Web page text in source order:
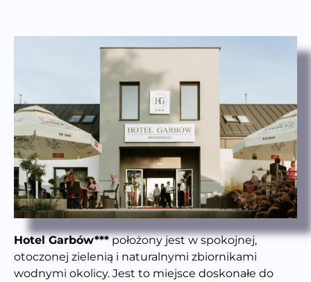
Hotel Garbów***położony jest w spokojnej,
otoczonej zielenią i naturalnymi zbiornikami
wodnymi okolicy. Jest to miejsce doskonałe do